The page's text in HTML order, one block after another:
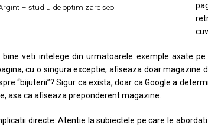
– studiu de optimizare seo
veti intelege din urmatoarele exemple axate
cu o singura exceptie, afiseaza doar magazine
“bijuterii”? Sigur ca exista, doar ca Google a
asa ca afiseaza preponderent magazine.
directe: Atentie la subiectele pe care le